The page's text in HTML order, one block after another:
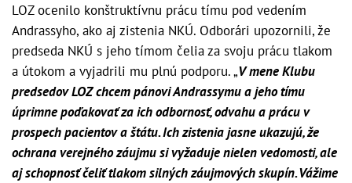
LOZ ocenilo konštruktívnu prácu tímu pod vedením
Andrassyho, ako aj zistenia NKÚ. Odborári upozornili, že
predseda NKÚ s jeho tímom čelia za svoju prácu tlakom
a útokom a vyjadrili mu plnú podporu. „V mene Klubu
predsedov LOZ chcem pánovi Andrassymu a jeho tímu
úprimne poďakovať za ich odbornosť, odvahu a prácu v
prospech pacientov a štátu. Ich zistenia jasne ukazujú, že
ochrana verejného záujmu si vyžaduje nielen vedomosti, ale
aj schopnosť čeliť tlakom silných záujmových skupín. Vážime